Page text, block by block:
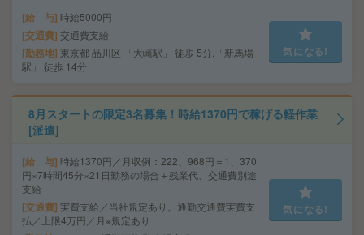
給 与 時給5000円
交通費 交通費支給
勤務地 東京都 品川区 「大崎駅」 徒歩 5分,「新馬場
駅」 徒歩 14分
気になる!
8月スタートの限定3名募集！時給1370円で稼げる軽作業
[派遣]
給 与 時給1370円／月収例：222、968円＝1、370
円×7時間45分×21日勤務の場合＋残業代、交通費別途
支給
交通費 実費支給／当社規定あり。通勤交通費実費支
払／上限4万円／月※規定あり
気になる!